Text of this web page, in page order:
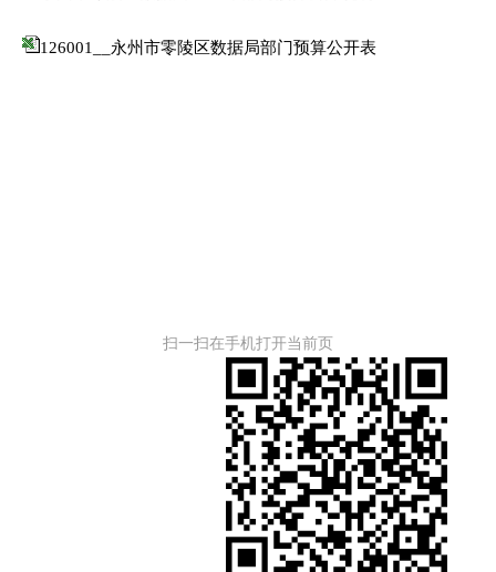
126001__永州市零陵区数据局部门预算公开表
扫一扫在手机打开当前页